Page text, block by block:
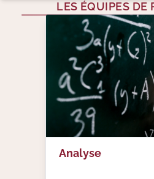
LES ÉQUIPES DE
Analyse